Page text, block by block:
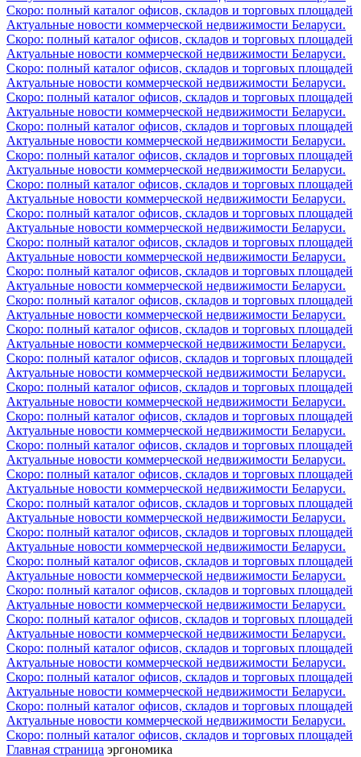
Скоро: полный каталог офисов, складов и торговых площадей
Актуальные новости коммерческой недвижимости Беларуси.
Скоро: полный каталог офисов, складов и торговых площадей
Актуальные новости коммерческой недвижимости Беларуси.
Скоро: полный каталог офисов, складов и торговых площадей
Актуальные новости коммерческой недвижимости Беларуси.
Скоро: полный каталог офисов, складов и торговых площадей
Актуальные новости коммерческой недвижимости Беларуси.
Скоро: полный каталог офисов, складов и торговых площадей
Актуальные новости коммерческой недвижимости Беларуси.
Скоро: полный каталог офисов, складов и торговых площадей
Актуальные новости коммерческой недвижимости Беларуси.
Скоро: полный каталог офисов, складов и торговых площадей
Актуальные новости коммерческой недвижимости Беларуси.
Скоро: полный каталог офисов, складов и торговых площадей
Актуальные новости коммерческой недвижимости Беларуси.
Скоро: полный каталог офисов, складов и торговых площадей
Актуальные новости коммерческой недвижимости Беларуси.
Скоро: полный каталог офисов, складов и торговых площадей
Актуальные новости коммерческой недвижимости Беларуси.
Скоро: полный каталог офисов, складов и торговых площадей
Актуальные новости коммерческой недвижимости Беларуси.
Скоро: полный каталог офисов, складов и торговых площадей
Актуальные новости коммерческой недвижимости Беларуси.
Скоро: полный каталог офисов, складов и торговых площадей
Актуальные новости коммерческой недвижимости Беларуси.
Скоро: полный каталог офисов, складов и торговых площадей
Актуальные новости коммерческой недвижимости Беларуси.
Скоро: полный каталог офисов, складов и торговых площадей
Актуальные новости коммерческой недвижимости Беларуси.
Скоро: полный каталог офисов, складов и торговых площадей
Актуальные новости коммерческой недвижимости Беларуси.
Скоро: полный каталог офисов, складов и торговых площадей
Актуальные новости коммерческой недвижимости Беларуси.
Скоро: полный каталог офисов, складов и торговых площадей
Актуальные новости коммерческой недвижимости Беларуси.
Скоро: полный каталог офисов, складов и торговых площадей
Актуальные новости коммерческой недвижимости Беларуси.
Скоро: полный каталог офисов, складов и торговых площадей
Актуальные новости коммерческой недвижимости Беларуси.
Скоро: полный каталог офисов, складов и торговых площадей
Актуальные новости коммерческой недвижимости Беларуси.
Скоро: полный каталог офисов, складов и торговых площадей
Актуальные новости коммерческой недвижимости Беларуси.
Скоро: полный каталог офисов, складов и торговых площадей
Актуальные новости коммерческой недвижимости Беларуси.
Скоро: полный каталог офисов, складов и торговых площадей
Актуальные новости коммерческой недвижимости Беларуси.
Скоро: полный каталог офисов, складов и торговых площадей
Актуальные новости коммерческой недвижимости Беларуси.
Скоро: полный каталог офисов, складов и торговых площадей
Главная страница эргономика